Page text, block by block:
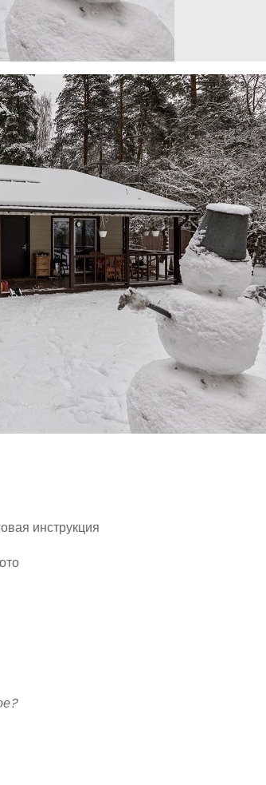
инструкция